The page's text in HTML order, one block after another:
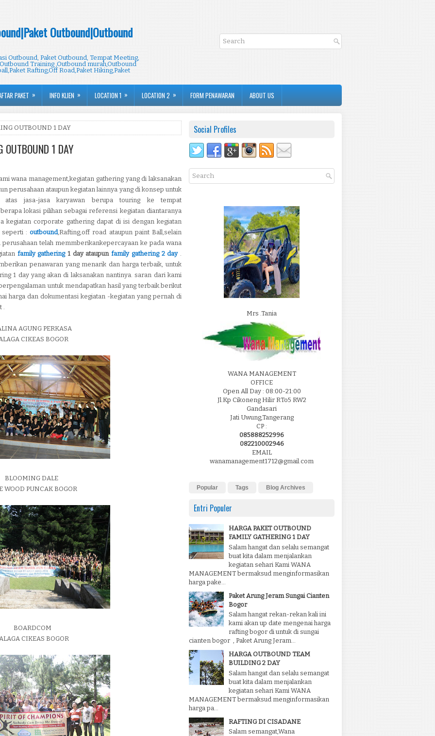
Outbound|Outbound
Outbound, Paket Outbound, Tempat Meeting,
Training ,Outbound murah,Outbound
Rafting,Off Road,Paket Hiking,Paket
PAKET » INFO KLIEN » LOCATION 1 » LOCATION 2 » FORM PENAWARAN ABOUT US
OUTBOUND 1 DAY
OUTBOUND 1 DAY
wana management,kegiatan gathering yang di laksanakan
perusahaan ataupun kegiatan lainnya yang di konsep untuk
atas jasa-jasa karyawan berupa touring ke tempat
lokasi pilihan sebagai referensi kegiatan diantaranya
kegiatan corporate gathering dapat di isi dengan kegiatan
seperti :outbound,Rafting,off road ataupun paint Ball,selain
telah memmberikankepercayaan ke pada wana
family gathering1 day ataupunfamily gathering 2 day.
penawaran yang menarik dan harga terbaik, untuk
1 day yang akan di laksanakan nantinya. saran dari kami
untuk mendapatkan hasil yang terbaik.berikut
harga dan dokumentasi kegiatan -kegiatan yang pernah di
.
AGUNG PERKASA
CIKEAS BOGOR
BLOOMING DALE
WOOD PUNCAK BOGOR
BOARDCOM
CIKEAS BOGOR
Social Profiles
Mrs .Tania
WANA MANAGEMENT
OFFICE
Open All Day : 08:00-21:00
Jl.Kp Cikoneng Hilir RTo5 RW2
Gandasari
Jati Uwung,Tangerang
CP :
085888252996
082210002946
EMAIL
wanamanagement1712@gmail.com
Popular Tags Blog Archives
Entri Populer
HARGA PAKET OUTBOUND
FAMILY GATHERING 1 DAY
Salam hangat dan selalu semangat
buat kita dalam menjalankan
kegiatan sehari Kami WANA
MANAGEMENT bermaksud menginformasikan
harga pake...
Paket Arung Jeram Sungai Cianten
Bogor
Salam hangat rekan-rekan kali ini
kami akan up date mengenai harga
rafting bogor di untuk di sungai
cianten bogor , Paket Arung Jeram...
HARGA OUTBOUND TEAM
BUILDING 2 DAY
Salam hangat dan selalu semangat
buat kita dalam menjalankan
kegiatan sehari Kami WANA
MANAGEMENT bermaksud menginformasikan
harga pa...
RAFTING DI CISADANE
Salam semangat,Wana